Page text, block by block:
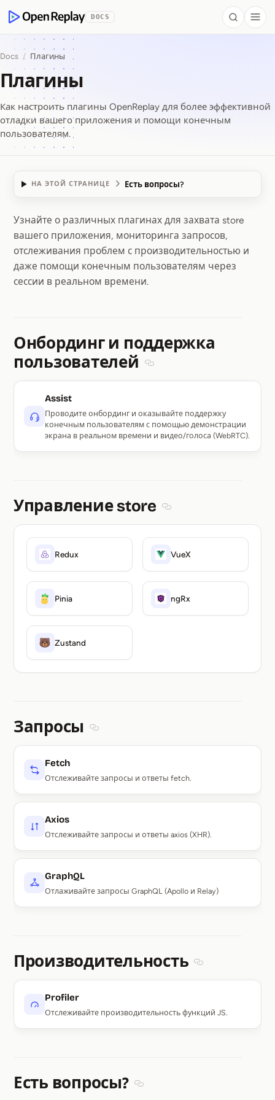
OpenReplay
DOCS Search
Docs / Плагины
Плагины
Как настроить плагины OpenReplay для более эффективной
отладки вашего приложения и помощи конечным
пользователям.
НА ЭТОЙ СТРАНИЦЕ Есть вопросы?
Плагины
Узнайте о различных плагинах для захвата store
вашего приложения, мониторинга запросов,
отслеживания проблем с производительностью и
даже помощи конечным пользователям через
сессии в реальном времени.
Онбординг и поддержка
пользователей
Assist
Проводите онбординг и оказывайте поддержку
конечным пользователям с помощью демонстрации
экрана в реальном времени и видео/голоса (WebRTC).
Управление store
Redux VueX
Pinia ngRx
Zustand
Запросы
Fetch
Отслеживайте запросы и ответы fetch.
Axios
Отслеживайте запросы и ответы axios (XHR).
GraphQL
Отлаживайте запросы GraphQL (Apollo и Relay)
Производительность
Profiler
Отслеживайте производительность функций JS.
Есть вопросы?